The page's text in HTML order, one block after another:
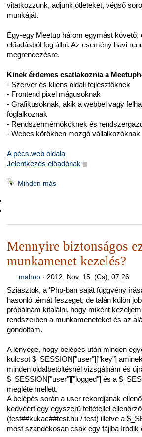
vitatkozzunk, adjunk ötleteket, végső
munkáját.
Egy-egy Meetup három egymást követő,
előadásból fog állni. Az esemény havi
megrendezésre.
Kinek érdemes csatlakoznia a
- Szerver és kliens oldali fejlesztőknek
- Frontend pixel mágusoknak
- Grafikusoknak, akik a webbel vagy
foglalkoznak
- Rendszermérnököknek és
- Webes körökben mozgó
A pécs.web oldala
Jelentkezés előadónak ■
Minden más
Mennyire biztonságos
munkamenet kezelés?
mahoo· 2012. Nov. 15. (Cs), 07.26
Sziasztok, a 'Php-ban saját függvény
hasonló témát feszeget, de talán külön
próbálnám kitalálni, hogy miként
rendszerben a munkameneteket és az
gondoltam.
A lényege, hogy belépés után minden
kulcsot $_SESSION["user"]["key"]
minden oldalbetöltésnél vizsgálnám és
$_SESSION["user"]["logged"] és a
megléte mellett.
A belépés során a user rekordjának
kedvéért egy egyszerű feltétellel
(test##kukac##test.hu / test) illetve a
most szándékosan csak egy fájlba íródik